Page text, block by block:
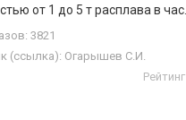
от 1 до 5 т расплава в час.
3821
(ссылка): Огарышев С.И.
Рейтинг